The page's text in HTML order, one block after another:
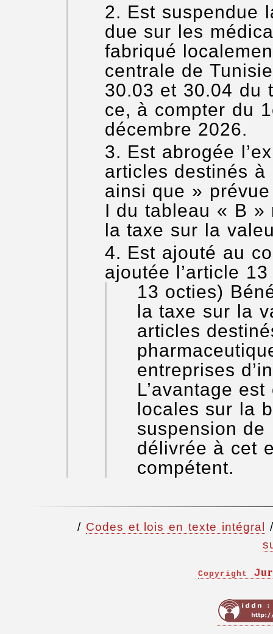
Est suspendue
due sur les
fabriqué
centrale de
30.03 et 30.04 du
ce, à compter du
décembre 2026.
Est abrogée
articles destinés
ainsi que »
I du tableau « B »
la taxe sur la
Est ajouté au
ajoutée l’article
13 octies)
la taxe sur la
articles
entreprises
L’avantage
locales sur la
suspension
délivrée à cet
compétent.
/ Codes et lois en texte intégral
Copyright J